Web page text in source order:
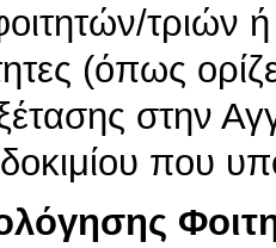
τριών
(όπως
στην
που